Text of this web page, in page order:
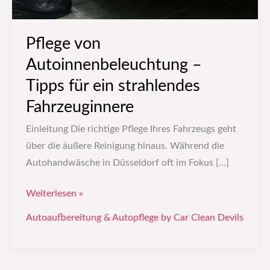
Pflege von
Autoinnenbeleuchtung –
Tipps für ein strahlendes
Fahrzeuginnere
Einleitung Die richtige Pflege Ihres Fahrzeugs geht
über die äußere Reinigung hinaus. Während die
Autohandwäsche in Düsseldorf oft im Fokus […]
Weiterlesen »
Autoaufbereitung & Autopflege by Car Clean Devils